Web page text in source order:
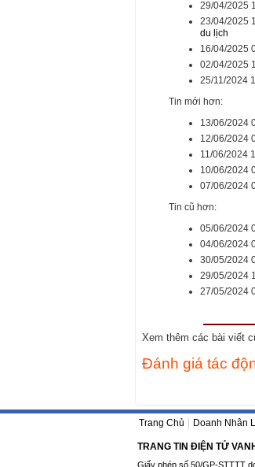
29/04/2025
23/04/2025
du lịch
16/04/2025
02/04/2025
25/11/2024
Tin mới hơn:
13/06/2024
12/06/2024
11/06/2024
10/06/2024
07/06/2024
Tin cũ hơn:
05/06/2024
04/06/2024
30/05/2024
29/05/2024
27/05/2024
Xem thêm các bài viết
Đánh giá tác
Trang Chủ Doanh Nhân
TRANG TIN ĐIỆN TỬ
Giấy phép số 50/GP-STTTT